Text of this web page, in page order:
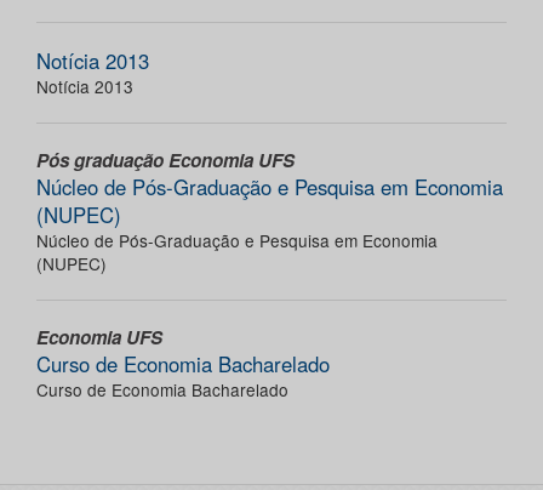
Notícia 2013
Notícia 2013
Pós graduação Economia UFS
Núcleo de Pós-Graduação e Pesquisa em Economia
(NUPEC)
Núcleo de Pós-Graduação e Pesquisa em Economia
(NUPEC)
Economia UFS
Curso de Economia Bacharelado
Curso de Economia Bacharelado